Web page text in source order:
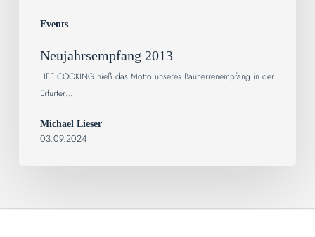
Events
Neujahrsempfang 2013
LIFE COOKING hieß das Motto unseres Bauherrenempfang in der
Erfurter…
Michael Lieser
03.09.2024